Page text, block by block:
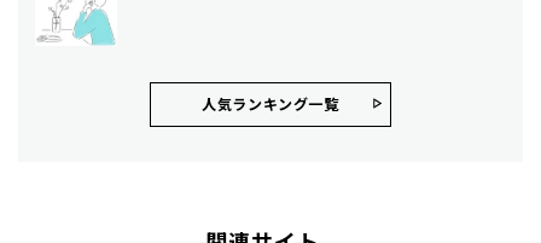
人気ランキング⼀覧